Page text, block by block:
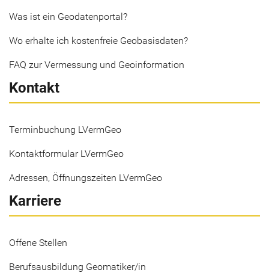
Was ist ein Geodatenportal?
Wo erhalte ich kostenfreie Geobasisdaten?
FAQ zur Vermessung und Geoinformation
Kontakt
Terminbuchung LVermGeo
Kontaktformular LVermGeo
Adressen, Öffnungszeiten LVermGeo
Karriere
Offene Stellen
Berufsausbildung Geomatiker/in